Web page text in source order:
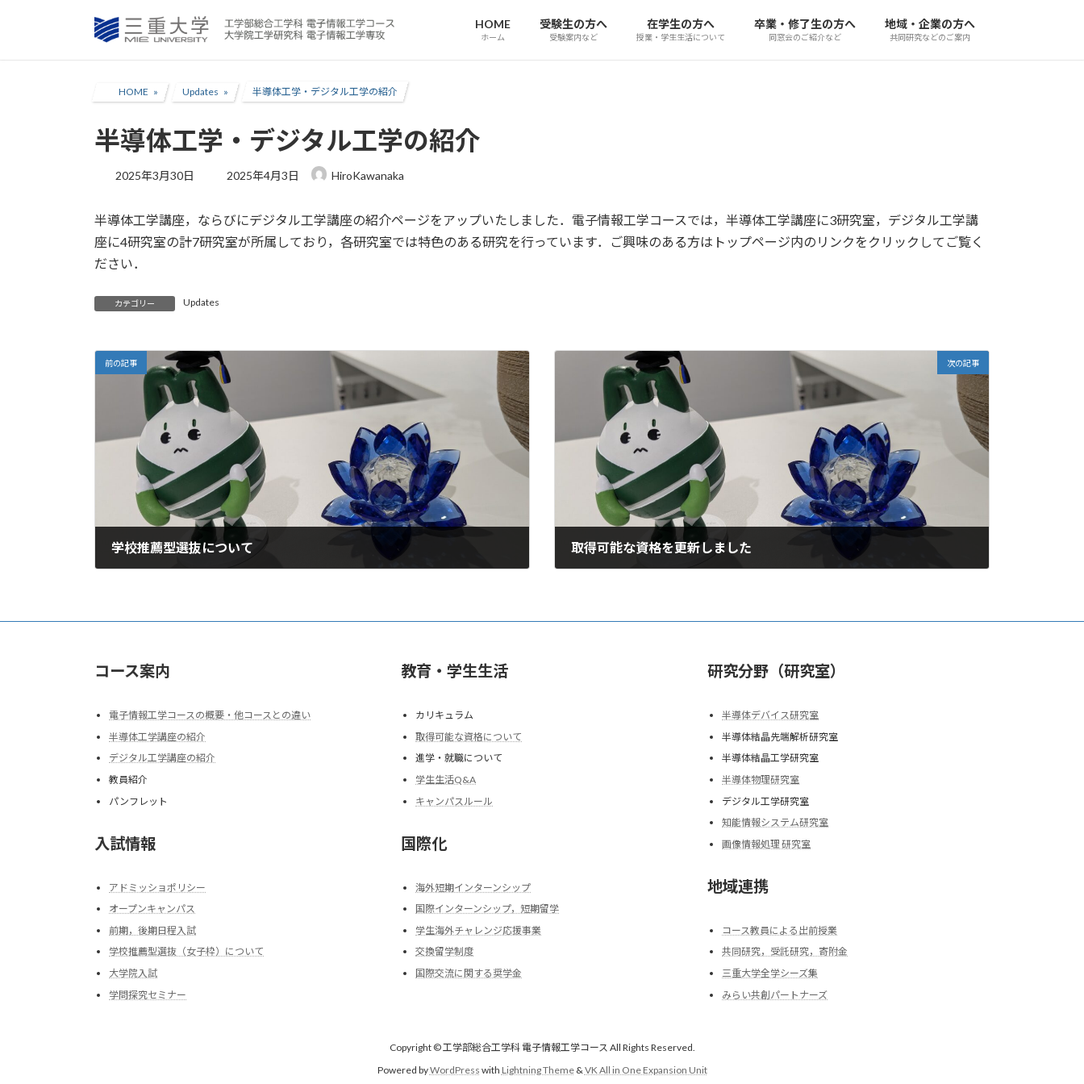
HOME
ホーム
受験生の方へ
受験案内など
在学生の方へ
授業・学生生活について
卒業・修了生の方へ
同窓会のご紹介など
地域・企業の方へ
共同研究などのご案内
HOME Updates 半導体工学・デジタル工学の紹介
半導体工学・デジタル工学の紹介
2025年3月30日
最
新
日
2025年4月3日 HiroKawanaka
半導体工学講座，ならびにデジタル工学講座の紹介ページをアップいたしました．電子情報工学コースでは，半導体工学講座に3研究室，デジタル工学講
座に4研究室の計7研究室が所属しており，各研究室では特色のある研究を行っています．ご興味のある方はトップページ内のリンクをクリックしてご覧く
ださい．
カテゴリー Updates
前の記事
学校推薦型選抜について
次の記事
取得可能な資格を更新しました
コース案内
電子情報工学コースの概要・他コースとの違い
半導体工学講座の紹介
デジタル工学講座の紹介
教員紹介
パンフレット
入試情報
アドミッショポリシー
オープンキャンパス
前期，後期日程入試
学校推薦型選抜（女子枠）について
大学院入試
学問探究セミナー
教育・学生生活
カリキュラム
取得可能な資格について
進学・就職について
学生生活Q&A
キャンパスルール
国際化
海外短期インターンシップ
国際インターンシップ，短期留学
学生海外チャレンジ応援事業
交換留学制度
国際交流に関する奨学金
研究分野（研究室）
半導体デバイス研究室
半導体結晶先端解析研究室
半導体結晶工学研究室
半導体物理研究室
デジタル工学研究室
知能情報システム研究室
画像情報処理 研究室
地域連携
コース教員による出前授業
共同研究，受託研究，寄附金
三重大学全学シーズ集
みらい共創パートナーズ
Copyright © 工学部総合工学科 電子情報工学コース All Rights Reserved.
Powered byWordPress with Lightning Theme& VK All in One Expansion Unit